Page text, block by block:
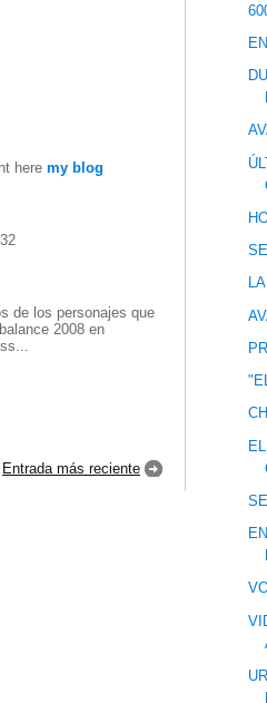
here my blog
de los personajes que
2008 en
Entrada más reciente